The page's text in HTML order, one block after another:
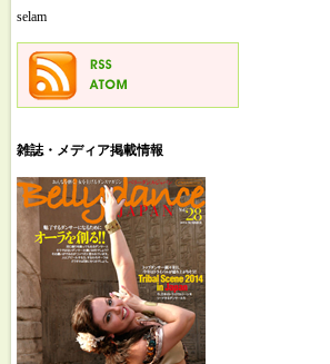
selam
雑誌・メディア掲載情報